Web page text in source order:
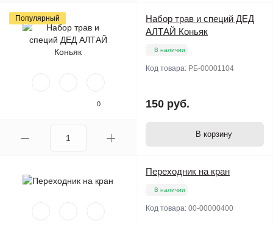
Популярный
0
Набор трав и специй ДЕД
АЛТАЙ Коньяк
В наличии
Код товара: РБ-00001104
150 руб.
В корзину
Переходник на кран
В наличии
Код товара: 00-00000400